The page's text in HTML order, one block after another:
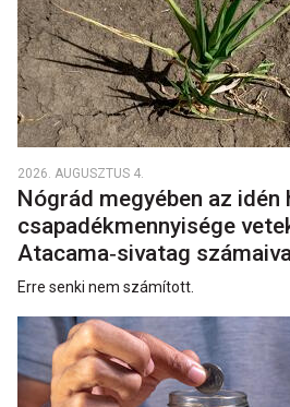
2026. AUGUSZTUS 4.
Nógrád megyében az
csapadékmennyisége
Atacama‑sivatag
Erre senki nem számított.